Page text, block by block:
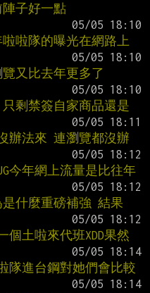
子好一點
啦隊的曝光在網路上
又比去年更多了
剩禁簽自家商品還是
辦法來 連瀏覽都沒辦
今年網上流量是比往年
什麼重磅補強 結果
土啦來代班XDD果然
隊進台鋼對她們會比較